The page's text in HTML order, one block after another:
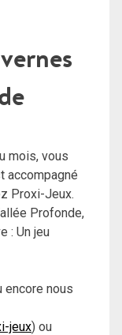
mois, vous
accompagné
Proxi-Jeux.
Profonde,
: Un jeu
encore nous
jeux) ou